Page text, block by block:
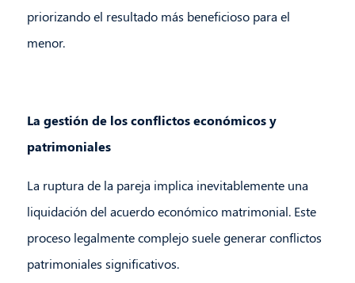
priorizando el resultado más beneficioso para el
menor.
La gestión de los conflictos económicos y
patrimoniales
La ruptura de la pareja implica inevitablemente una
liquidación del acuerdo económico matrimonial. Este
proceso legalmente complejo suele generar conflictos
patrimoniales significativos.